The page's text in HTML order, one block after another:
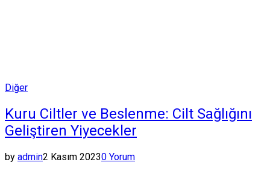
Posted
Diğer
Kuru Ciltler ve Beslenme: Cilt Sağlığını
Geliştiren Yiyecekler
by admin2 Kasım 20230 Yorum